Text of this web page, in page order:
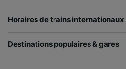
Horaires de trains internationaux
Destinations populaires & gares